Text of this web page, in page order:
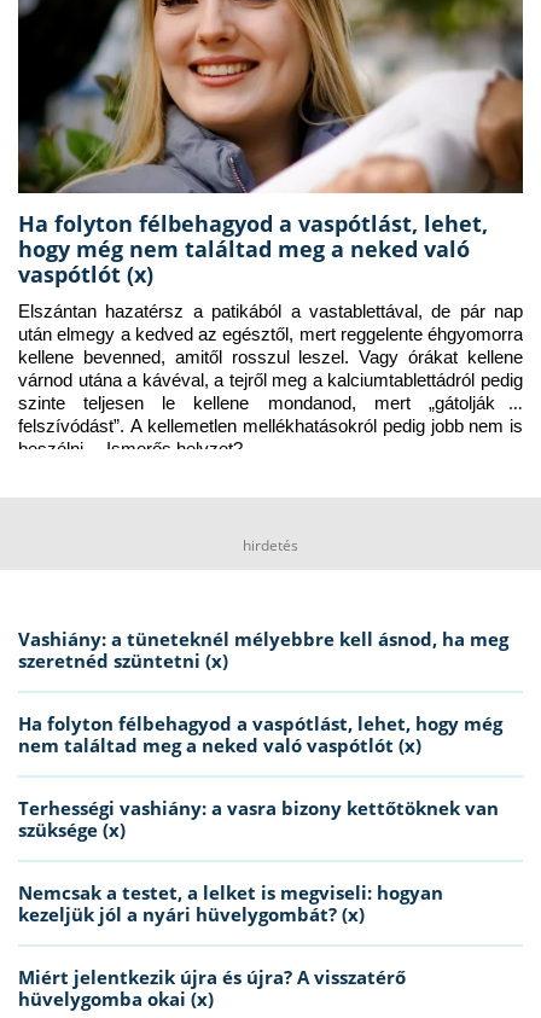
Ha folyton félbehagyod a vaspótlást, lehet,
hogy még nem találtad meg a neked való
vaspótlót (x)
Elszántan hazatérsz a patikából a vastablettával, de pár nap
után elmegy a kedved az egésztől, mert reggelente éhgyomorra
kellene bevenned, amitől rosszul leszel. Vagy órákat kellene
várnod utána a kávéval, a tejről meg a kalciumtablettádról pedig
szinte teljesen le kellene mondanod, mert „gátolják a
felszívódást”. A kellemetlen mellékhatásokról pedig jobb nem is
beszélni… Ismerős helyzet?
hirdetés
Vashiány: a tüneteknél mélyebbre kell ásnod, ha meg
szeretnéd szüntetni (x)
Ha folyton félbehagyod a vaspótlást, lehet, hogy még
nem találtad meg a neked való vaspótlót (x)
Terhességi vashiány: a vasra bizony kettőtöknek van
szüksége (x)
Nemcsak a testet, a lelket is megviseli: hogyan
kezeljük jól a nyári hüvelygombát? (x)
Miért jelentkezik újra és újra? A visszatérő
hüvelygomba okai (x)